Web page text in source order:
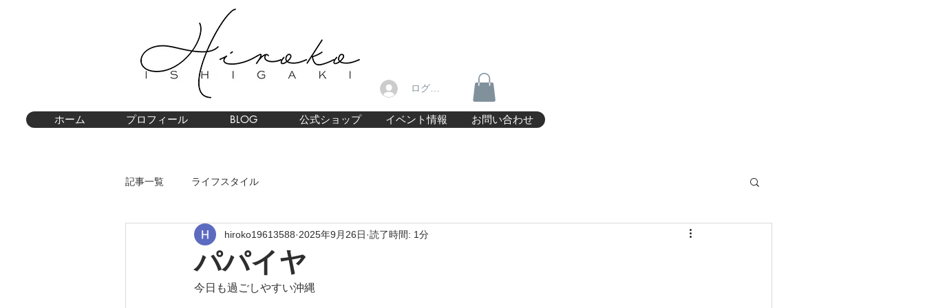
ログイン
ホーム プロフィール BLOG 公式ショップ イベント情報 お問い合わせ
記事一覧 ライフスタイル
パパイヤ
hiroko19613588 2025年9月26日 読了時間: 1分
今日も過ごしやすい沖縄